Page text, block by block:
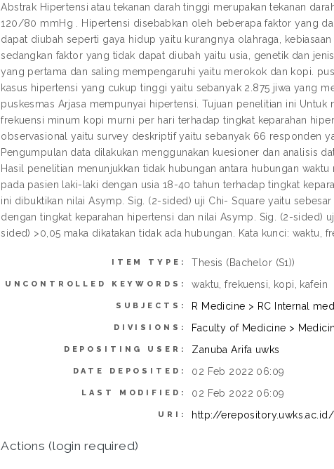
Abstrak Hipertensi atau tekanan darah tinggi merupakan tekanan
120/80 mmHg . Hipertensi disebabkan oleh beberapa faktor yang
dapat diubah seperti gaya hidup yaitu kurangnya olahraga,
sedangkan faktor yang tidak dapat diubah yaitu usia, genetik dan
yang pertama dan saling mempengaruhi yaitu merokok dan kopi.
kasus hipertensi yang cukup tinggi yaitu sebanyak 2.875 jiwa yang
puskesmas Arjasa mempunyai hipertensi. Tujuan penelitian ini
frekuensi minum kopi murni per hari terhadap tingkat keparahan
observasional yaitu survey deskriptif yaitu sebanyak 66 responden
Pengumpulan data dilakukan menggunakan kuesioner dan analisis
Hasil penelitian menunjukkan tidak hubungan antara hubungan
pada pasien laki-laki dengan usia 18-40 tahun terhadap tingkat
ini dibuktikan nilai Asymp. Sig. (2-sided) uji Chi- Square yaitu
dengan tingkat keparahan hipertensi dan nilai Asymp. Sig. (2-sided)
sided) >0,05 maka dikatakan tidak ada hubungan. Kata kunci: waktu,
ITEM TYPE: Thesis (Bachelor (S1))
UNCONTROLLED KEYWORDS: waktu, frekuensi, kopi, kafein
SUBJECTS: R Medicine > RC Internal
DIVISIONS: Faculty of Medicine >
DEPOSITING USER: Zanuba Arifa uwks
DATE DEPOSITED: 02 Feb 2022 06:09
LAST MODIFIED: 02 Feb 2022 06:09
URI: http://
Actions (login required)